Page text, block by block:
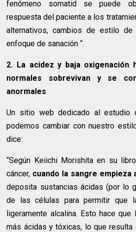
fenómeno somatid se puede
respuesta del paciente a los
alternativos, cambios de estilo
enfoque de sanación “.
2. La acidez y baja oxigenación
normales sobrevivan y se
anormales
Un sitio web dedicado al estudio
podemos cambiar con nuestro
dice:
“Según Keiichi Morishita en su
cáncer, cuando la sangre empieza
deposita sustancias ácidas (por lo
de las células para permitir que
ligeramente alcalina. Esto hace
más ácidas y tóxicas, lo que resulta